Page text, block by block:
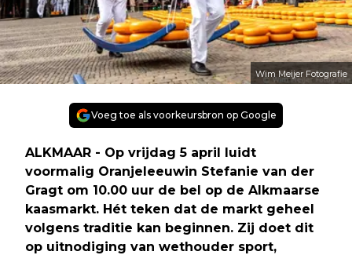
Wim Meijer Fotografie
Voeg toe als voorkeursbron op Google
ALKMAAR - Op vrijdag 5 april luidt
voormalig Oranjeleeuwin Stefanie van der
Gragt om 10.00 uur de bel op de Alkmaarse
kaasmarkt. Hét teken dat de markt geheel
volgens traditie kan beginnen. Zij doet dit
op uitnodiging van wethouder sport,